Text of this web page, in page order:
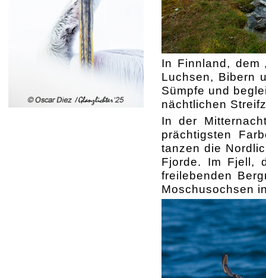
In Finnland, dem
Luchsen, Bibern
Sümpfe und
nächtlichen
In der
prächtigsten
tanzen die
Fjorde. Im Fjell,
freilebenden
Moschusochsen